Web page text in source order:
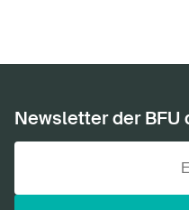
Newsletter der BFU